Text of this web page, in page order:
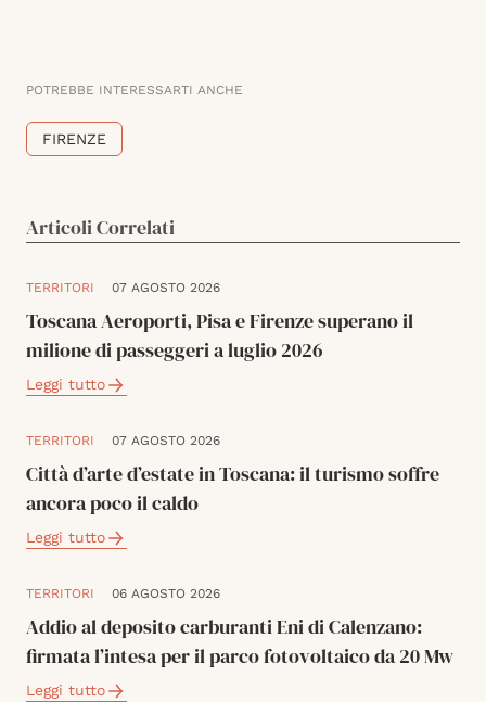
POTREBBE INTERESSARTI ANCHE
FIRENZE
Articoli Correlati
TERRITORI 07 AGOSTO 2026
Toscana Aeroporti, Pisa e Firenze superano il
milione di passeggeri a luglio 2026
Leggi tutto
TERRITORI 07 AGOSTO 2026
Città d’arte d’estate in Toscana: il turismo soffre
ancora poco il caldo
Leggi tutto
TERRITORI 06 AGOSTO 2026
Addio al deposito carburanti Eni di Calenzano:
firmata l’intesa per il parco fotovoltaico da 20 Mw
Leggi tutto